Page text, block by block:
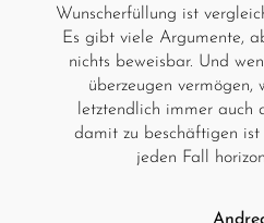
Wunscherfüllung ist
Es gibt viele Argumente,
nichts beweisbar. Und
überzeugen vermögen,
letztendlich immer auch
damit zu beschäftigen
jeden Fall